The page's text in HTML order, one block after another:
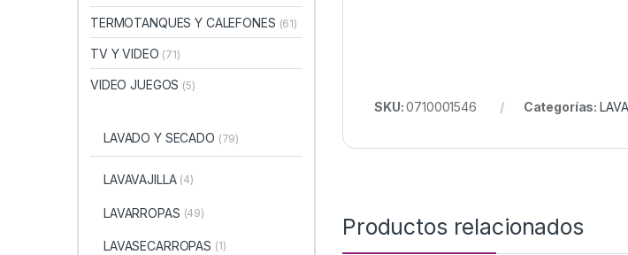
SKU:0710001546 Categorías:
Productos relacionados
TERMOTANQUES Y CALEFONES (61)
TV Y VIDEO (71)
VIDEO JUEGOS (5)
LAVADO Y SECADO (79)
LAVAVAJILLA (4)
LAVARROPAS (49)
LAVASECARROPAS (1)